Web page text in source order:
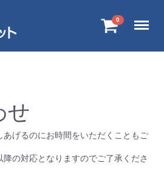
0
せ
あげるのにお時間をいただくこともご
降の対応となりますのでご了承くださ